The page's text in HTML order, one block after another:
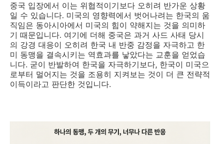
중국 입장에서 이는 위협적이기보다 오히려 반가운 상황
일 수 있습니다. 미국의 영향력에서 벗어나려는 한국의 움
직임은 동아시아에서 미국의 힘이 약해지는 것을 의미하
기 때문입니다. 여기에 더해 중국은 과거 사드 사태 당시
의 강경 대응이 오히려 한국 내 반중 감정을 자극하고 한
미 동맹을 결속시키는 역효과를 낳았다는 교훈을 얻었습
니다. 굳이 반발하여 한국을 자극하기보다, 한국이 미국으
로부터 멀어지는 것을 조용히 지켜보는 것이 더 큰 전략적
이득이라고 판단한 것입니다.